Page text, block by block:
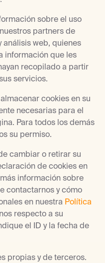
sobre el uso
partners de
web, quienes
información que les
recopilado a partir
servicios.
cookies en su
necesarias para el
Para todos los demás
su permiso.
cambiar o retirar su
de cookies en
información sobre
contactarnos y cómo
en nuestra Política
respecto a su
el ID y la fecha de
propias y de terceros.